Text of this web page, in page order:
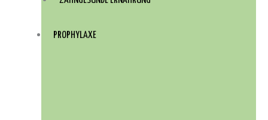
PROPHYLAXE